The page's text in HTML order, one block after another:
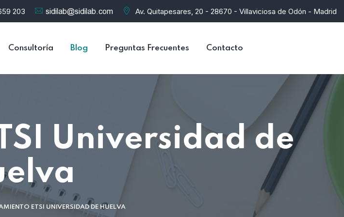
203 Av. Quitapesares, 20 - 28670 - Villaviciosa de Odón - Madrid
Consultoría Blog Preguntas Frecuentes Contacto
Universidad de
ETSI UNIVERSIDAD DE HUELVA